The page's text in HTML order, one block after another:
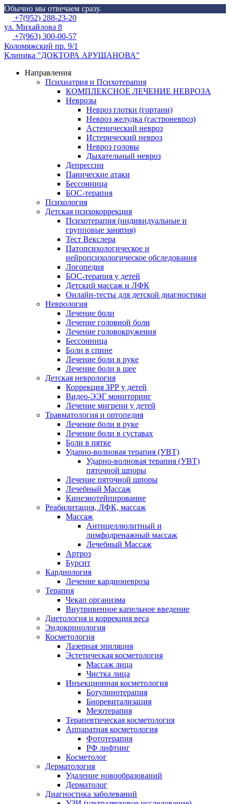
Обычно мы отвечаем сразу.
Skip
to
content
Menu+7(952) 288-23-20
ул. Михайлова 8
+7(963) 300-00-57
Коломяжский пр. 9/1
Клиника "ДОКТОРА АРУШАНОВА"
Направления
Психиатрия и Психотерапия
КОМПЛЕКСНОЕ ЛЕЧЕНИЕ НЕВРОЗА
Неврозы
Невроз глотки (гортани)
Невроз желудка (гастроневроз)
Астенический невроз
Истерический невроз
Невроз головы
Дыхательный невроз
Депрессии
Панические атаки
Бессонница
БОС-терапия
Психология
Детская психокоррекция
Психотерапия (индивидуальные и
групповые занятия)
Тест Векслера
Патопсихологическое и
нейропсихологическое обследования
Логопедия
БОС-терапия у детей
Детский массаж и ЛФК
Онлайн-тесты для детской диагностики
Неврология
Лечение боли
Лечение головной боли
Лечение головокружения
Бессонница
Боли в спине
Лечение боли в руке
Лечение боли в шее
Детская неврология
Коррекция ЗРР у детей
Видео-ЭЭГ мониторинг
Лечение мигрени у детей
Травматология и ортопедия
Лечение боли в руке
Лечение боли в суставах
Боли в пятке
Ударно-волновая терапия (УВТ)
Ударно-волновая терапия (УВТ)
пяточной шпоры
Лечение пяточной шпоры
Лечебный Массаж
Кинезиотейпирование
Реабилитация, ЛФК, массаж
Массаж
Антицеллюлитный и
лимфодренажный массаж
Лечебный Массаж
Артроз
Бурсит
Кардиология
Лечение кардионевроза
Терапия
Чекап организма
Внутривенное капельное введение
Диетология и коррекция веса
Эндокринология
Косметология
Лазерная эпиляция
Эстетическая косметология
Массаж лица
Чистка лица
Инъекционная косметология
Ботулинотерапия
Биоревитализация
Мезотерапия
Терапевтическая косметология
Аппаратная косметология
Фототерапия
РФ лифтинг
Косметолог
Дерматология
Удаление новообразований
Дерматолог
Диагностика заболеваний